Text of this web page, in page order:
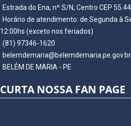
Estrada do Ena, nº S/N, Centro CEP
Horário de atendimento: de Segunda à
12:00hs (exceto nos feriados)
(81) 97346-1620
belemdemaria@belemdemaria.pe.gov.br
BELÉM DE MARIA - PE
CURTA NOSSA FAN PAGE